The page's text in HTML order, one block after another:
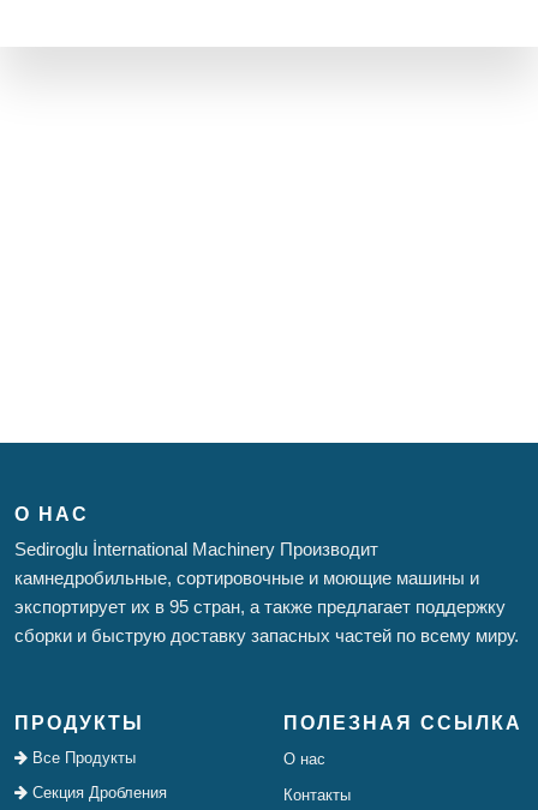
О НАС
Sediroglu İnternational Machinery Производит
камнедробильные, сортировочные и моющие машины и
экспортирует их в 95 стран, а также предлагает поддержку
сборки и быструю доставку запасных частей по всему миру.
ПРОДУКТЫ
Все Продукты
Секция Дробления
ПОЛЕЗНАЯ ССЫЛКА
О нас
Контакты